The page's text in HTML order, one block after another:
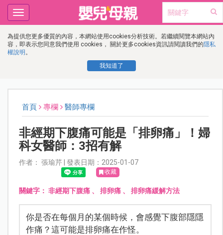
為提供您更多優質的內容，本網站使用cookies分析技術。若繼續閱覽本網站內
容，即表示您同意我們使用 cookies， 關於更多cookies資訊請閱讀我們的隱私
權說明 。
我知道了
Toggle
navigation
首頁 專欄 醫師專欄
非經期下腹痛可能是「排卵痛」！婦
科女醫師：3招有解
作者： 張瑜芹 | 發表日期：2025-01-07
收藏
關鍵字： 非經期下腹痛、 排卵痛、 排卵痛緩解方法
你是否在每個月的某個時候，會感覺下腹部隱隱
作痛？這可能是排卵痛在作怪。